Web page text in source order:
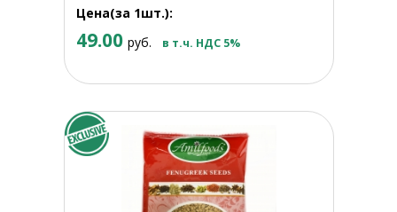
Цена(за 1шт.):
49.00 руб. в т.ч. НДС 5%